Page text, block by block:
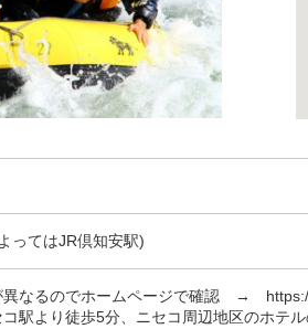
ってはJR倶知安駅)
異なるのでホームページで確認 →
駅より徒歩5分、ニセコ周辺地区のホテ